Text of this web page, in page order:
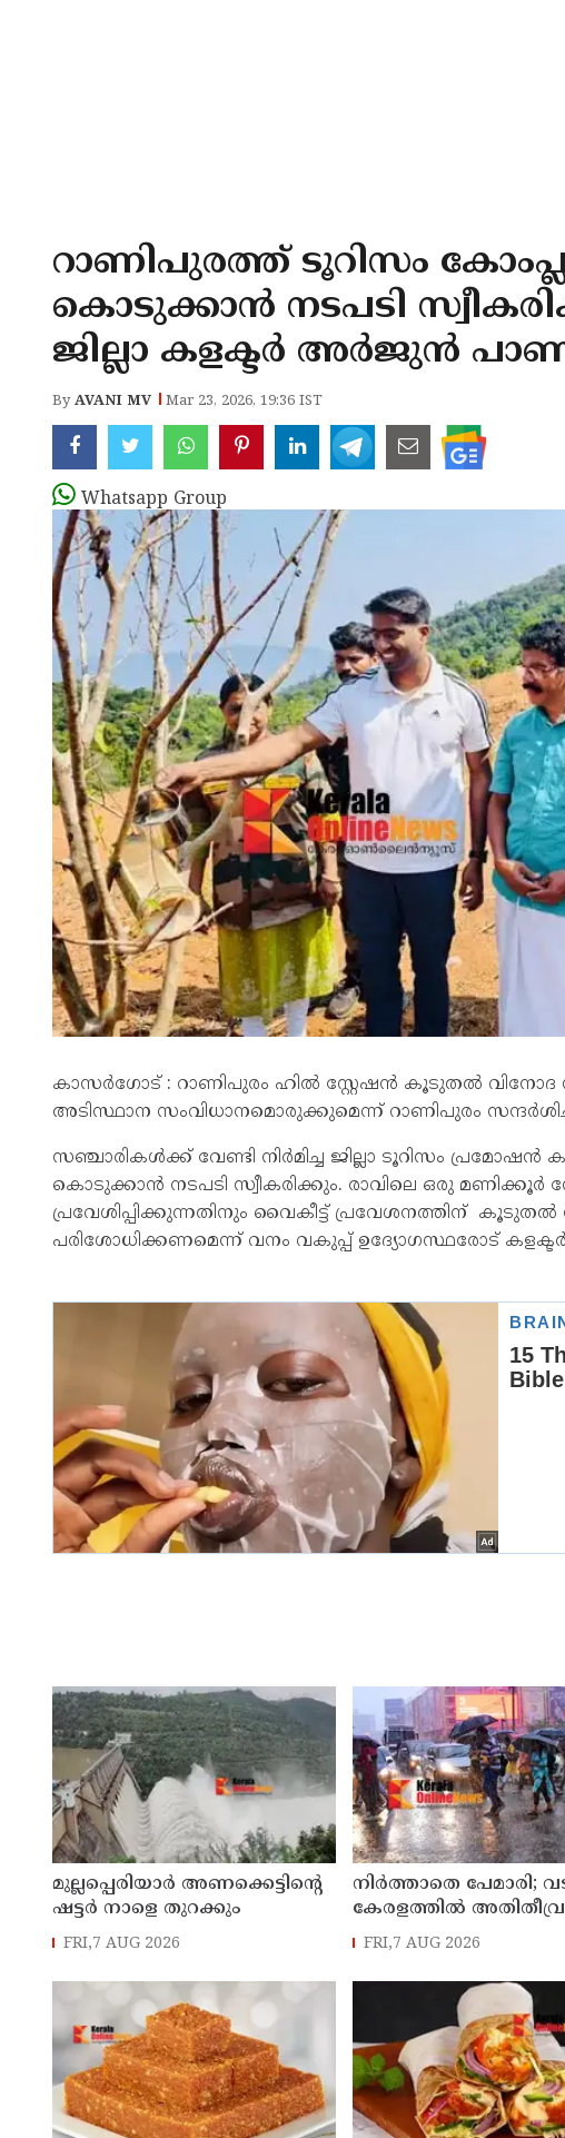
റാണിപുരത്ത് ടൂറിസം
കൊടുക്കാൻ നടപടി
ജില്ലാ കളക്ടർ അർജുൻ
ByAVANI MV Mar 23, 2026, 19:36 IST
Whatsapp Group
കാസർ​ഗോട് : റാണിപുരം ഹിൽ സ്റ്റേഷൻ കൂടുതൽ വിനോദ
അടിസ്ഥാന സംവിധാനമൊരുക്കുമെന്ന് റാണിപുരം
സഞ്ചാരികൾക്ക് വേണ്ടി നിർമിച്ച ജില്ലാ ടൂറിസം
കൊടുക്കാൻ നടപടി സ്വീകരിക്കും. രാവിലെ ഒരു മണിക്കൂർ
പ്രവേശിപ്പിക്കുന്നതിനും വൈകീട്ട് പ്രവേശനത്തിന്
പരിശോധിക്കണമെന്ന് വനം വകുപ്പ് ഉദ്യോഗസ്ഥരോട് കളക്ടർ
മുല്ലപ്പെരിയാർ അണക്കെട്ടിൻ്റെ
ഷട്ടർ നാളെ തുറക്കും
FRI,7 AUG 2026
നിർത്താതെ പേമാരി;
കേരളത്തില്‍ അതിതീവ്ര
മഴയ്ക്ക് സാധ്യത; നാലു
FRI,7 AUG 2026